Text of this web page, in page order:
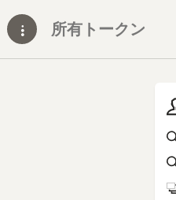
所有トークン